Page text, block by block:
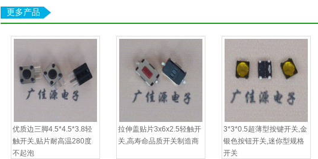
更多产品
优质边三脚4.5*4.5*3.8轻
触开关,贴片耐高温280度
不起泡
拉伸盖贴片3x6x2.5轻触开
关,高寿命品质开关制造商
3*3*0.5超薄型按键开关,金
银色按钮开关,迷你型规格
开关